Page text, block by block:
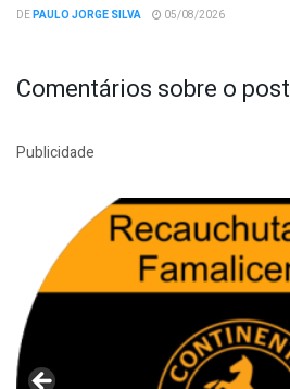
DEPAULO JORGE SILVA 05/08/2026
Comentários sobre o post
Publicidade